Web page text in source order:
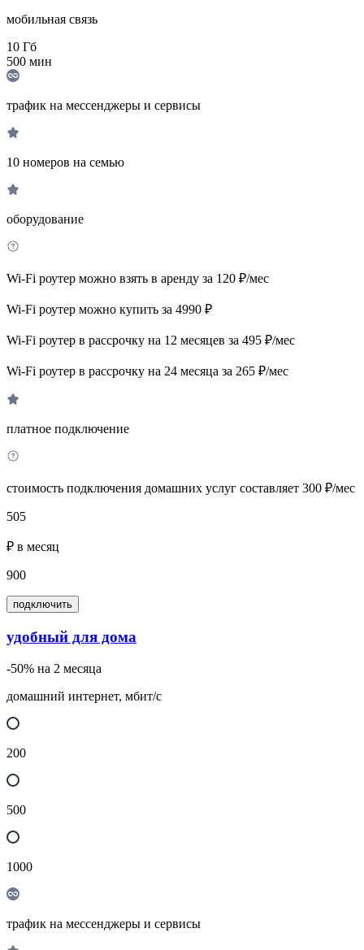
мобильная связь
10 Гб
500 мин
трафик на мессенджеры и сервисы
10 номеров на семью
оборудование
Wi-Fi роутер можно взять в аренду за 120 ₽/мес
Wi-Fi роутер можно купить за 4990 ₽
Wi-Fi роутер в рассрочку на 12 месяцев за 495 ₽/мес
Wi-Fi роутер в рассрочку на 24 месяца за 265 ₽/мес
платное подключение
стоимость подключения домашних услуг составляет 300 ₽/мес
505
₽ в месяц
900
подключить
удобный для дома
-50% на 2 месяца
домашний интернет, мбит/с
200
500
1000
трафик на мессенджеры и сервисы